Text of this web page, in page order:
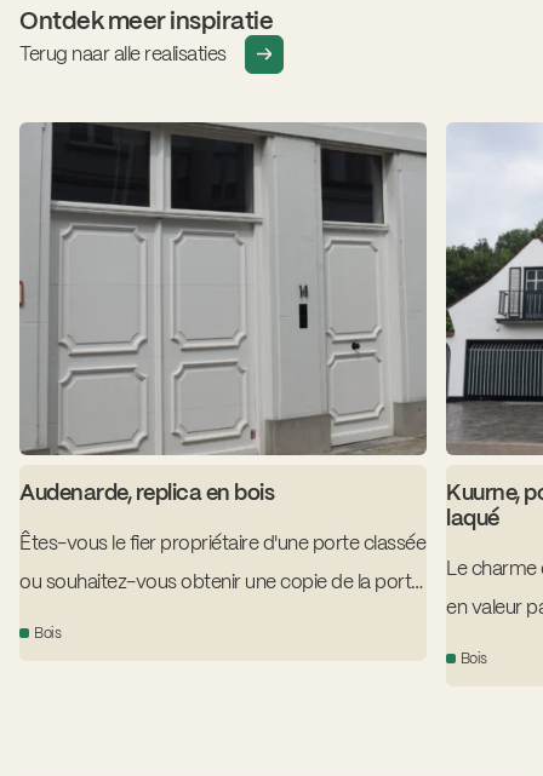
Ontdek meer inspiratie
Terug naar alle realisaties
Audenarde, replica en bois
Êtes-vous le fier propriétaire d'une porte classée
ou souhaitez-vous obtenir une copie de la porte
d'origine ?
Bois
Kuurne,
laqué
Le
en valeur
revêtue
Bois